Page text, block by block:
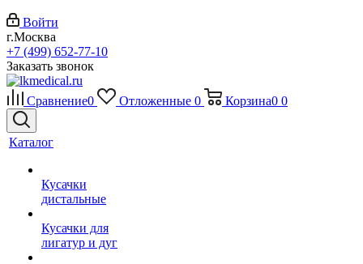
Войти
г.Москва
+7 (499) 652-77-10
Заказать звонок
Сравнение0 Отложенные 0 Корзина0 0
Каталог
Кусачки
дистальные
Кусачки для
лигатур и дуг